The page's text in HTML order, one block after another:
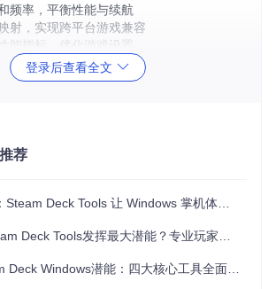
频率，平衡性能与续航
射，实现跨平台游戏兼容
能指标，优化游戏设置
功能解析 🔧
供了精细化的风扇管理功能，通过实时监
和SSD温度，自动调节风扇转速。用户可
登录后查看全文
荐
Deck Tools 让 Windows 掌机体验飙升的 4 大核心功能
Deck Tools发挥最大潜能？专业玩家的调校秘籍
Windows潜能：四大核心工具全面掌握